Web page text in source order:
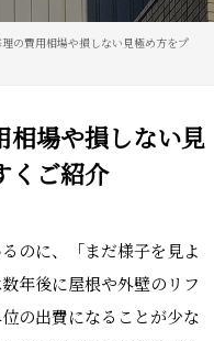
の費用相場や損しない見極め方をプ
相場や損しない見
くご紹介
のに、「まだ様子を見よ
年後に屋根や外壁のリフ
の出費になることが少な